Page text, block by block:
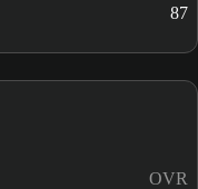
87
OVR